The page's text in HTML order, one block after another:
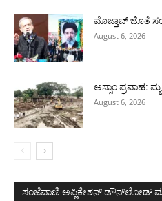
ಮೊಜ್ತಾಬ್ ಜೊತೆ
August 6, 2026
ಅಸ್ಸಾಂ ಪ್ರವಾಹ:
August 6, 2026
ಸಂಜೆವಾಣಿ ಅಪ್ಲಿಕೇಶನ್ ಡೌನ್‌ಲೋಡ್